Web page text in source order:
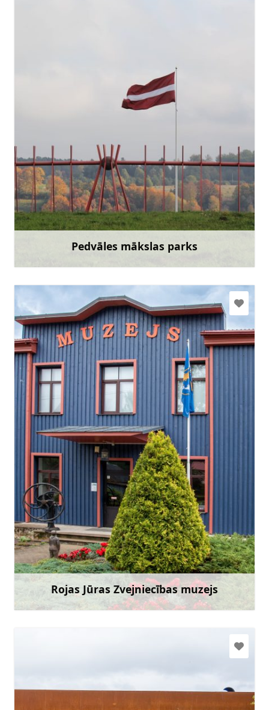
Pedvāles mākslas parks
pedvale@pedvale.lv
+371 29133374
Doties
Uzzināt vairāk
Rojas Jūras Zvejniecības muzejs
rojasmuzejs@talsi.lv
+371 29432899
Doties
Uzzināt vairāk